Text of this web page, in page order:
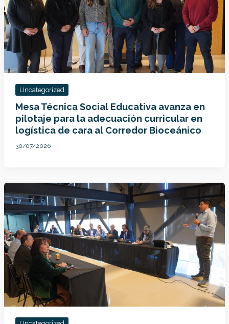
Uncategorized
Mesa Técnica Social Educativa avanza en
pilotaje para la adecuación curricular en
logística de cara al Corredor Bioceánico
30/07/2026